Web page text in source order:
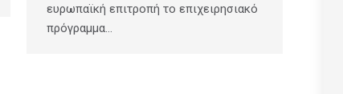
ευρωπαϊκή επιτροπή το επιχειρησιακό
πρόγραμμα…